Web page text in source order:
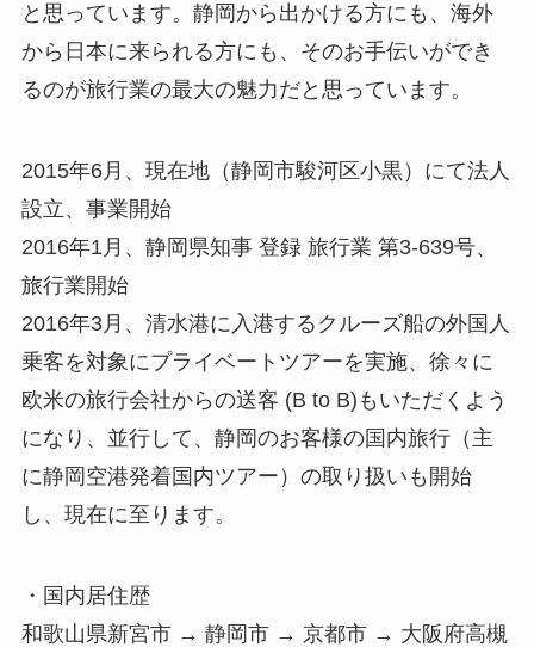
と思っています。静岡から出かける方にも、海外
から日本に来られる方にも、そのお手伝いができ
るのが旅行業の最大の魅力だと思っています。
2015年6月、現在地（静岡市駿河区小黒）にて法人
設立、事業開始
2016年1月、静岡県知事 登録 旅行業 第3-639号、
旅行業開始
2016年3月、清水港に入港するクルーズ船の外国人
乗客を対象にプライベートツアーを実施、徐々に
欧米の旅行会社からの送客 (B to B)もいただくよう
になり、並行して、静岡のお客様の国内旅行（主
に静岡空港発着国内ツアー）の取り扱いも開始
し、現在に至ります。
・国内居住歴
和歌山県新宮市 → 静岡市 → 京都市 → 大阪府高槻